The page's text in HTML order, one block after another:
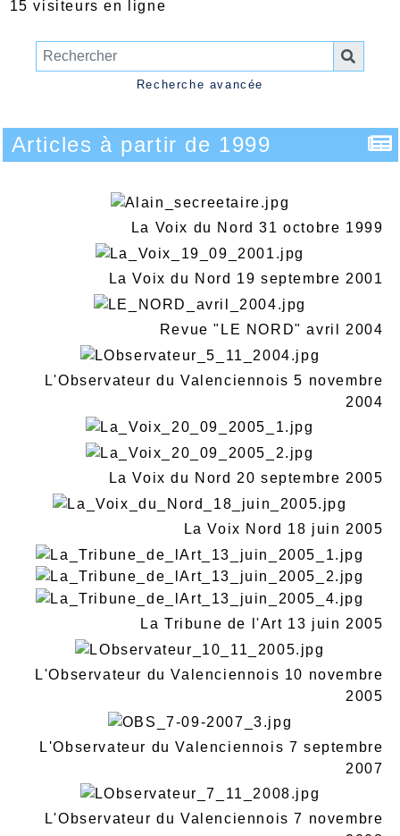
15 visiteurs en ligne
Recherche avancée
Articles à partir de 1999
La Voix du Nord 31 octobre 1999
La Voix du Nord 19 septembre 2001
Revue "LE NORD" avril 2004
L'Observateur du Valenciennois 5 novembre
2004
La Voix du Nord 20 septembre 2005
La Voix Nord 18 juin 2005
La Tribune de l'Art 13 juin 2005
L'Observateur du Valenciennois 10 novembre
2005
L'Observateur du Valenciennois 7 septembre
2007
L'Observateur du Valenciennois 7 novembre